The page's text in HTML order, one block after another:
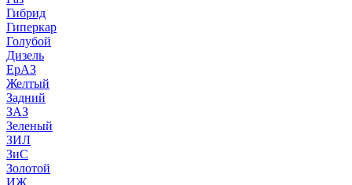
Гибрид
Гиперкар
Голубой
Дизель
ЕрАЗ
Желтый
Задний
ЗАЗ
Зеленый
ЗИЛ
ЗиС
Золотой
ИЖ